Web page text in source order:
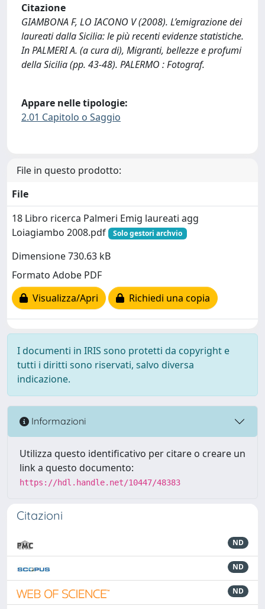
Citazione
GIAMBONA F, LO IACONO V (2008). L’emigrazione dei
laureati dalla Sicilia: le più recenti evidenze statistiche.
In PALMERI A. (a cura di), Migranti, bellezze e profumi
della Sicilia (pp. 43-48). PALERMO : Fotograf.
Appare nelle tipologie:
2.01 Capitolo o Saggio
File in questo prodotto:
File
18 Libro ricerca Palmeri Emig laureati agg
Loiagiambo 2008.pdf
Solo gestori archvio
Dimensione 730.63 kB
Formato Adobe PDF
Visualizza/Apri
Richiedi una copia
I documenti in IRIS sono protetti da copyright e
tutti i diritti sono riservati, salvo diversa
indicazione.
Informazioni
Utilizza questo identificativo per citare o creare un
link a questo documento:
https://hdl.handle.net/10447/48383
Citazioni
ND
ND
ND